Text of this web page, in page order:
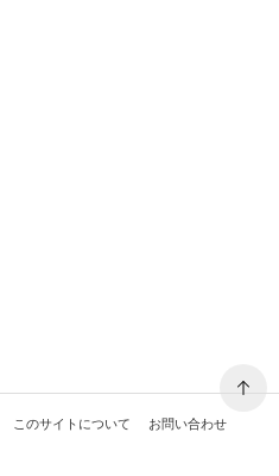
このサイトについて お問い合わせ